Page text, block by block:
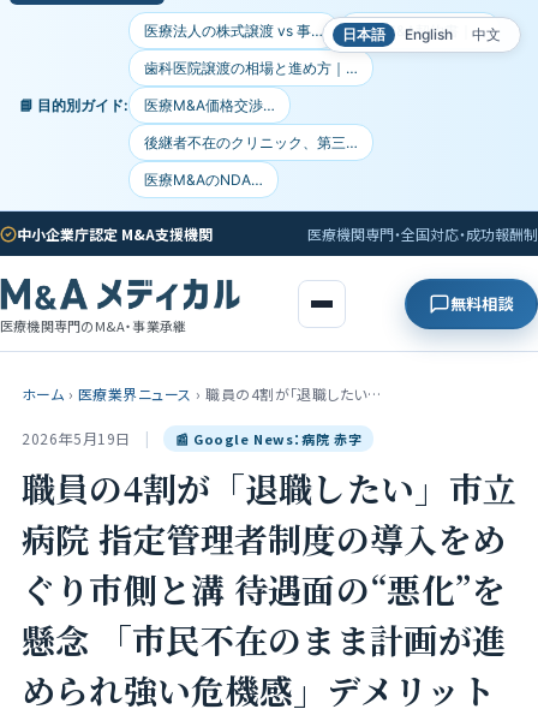
日本語 English 中文
📘 目的別ガイド:
医療法人の株式譲渡 vs 事… 医療M&A契約書｜…
歯科医院譲渡の相場と進め方｜…
医療M&A価格交渉…
後継者不在のクリニック、第三…
医療M&AのNDA…
中小企業庁認定 M&A支援機関 医療機関専門・全国対応・成功報酬制
医療機関専門のM&A・事業承継
無料相談
ホーム › 医療業界ニュース › 職員の4割が「退職したい…
2026年5月19日 | 📰 Google News：病院 赤字
職員の4割が「退職したい」市立
病院 指定管理者制度の導入をめ
ぐり市側と溝 待遇面の“悪化”を
懸念 「市民不在のまま計画が進
められ強い危機感」デメリット